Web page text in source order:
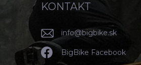
KONTAKT
info@bigbike.sk
BigBike Facebook